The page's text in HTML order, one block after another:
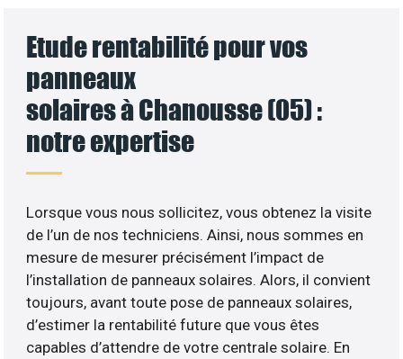
Etude rentabilité pour vos
panneaux
solaires à Chanousse (05) :
notre expertise
Lorsque vous nous sollicitez, vous obtenez la visite
de l’un de nos techniciens. Ainsi, nous sommes en
mesure de mesurer précisément l’impact de
l’installation de panneaux solaires. Alors, il convient
toujours, avant toute pose de panneaux solaires,
d’estimer la rentabilité future que vous êtes
capables d’attendre de votre centrale solaire. En